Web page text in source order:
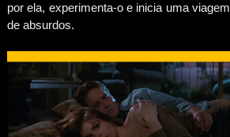
por ela, experimenta-o e inicia uma
de absurdos.